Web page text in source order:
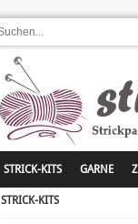
STRICK-KITS GARNE
STRICK-KITS